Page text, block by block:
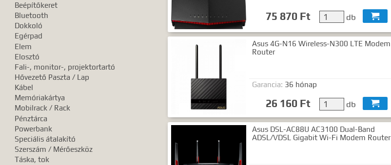
Beépítőkeret
Bluetooth
Dokkoló
Egérpad
Elem
Elosztó
Fali-, monitor-, projektortartó
Hővezető Paszta / Lap
Kábel
Memóriakártya
Mobilrack / Rack
Pénztárca
Powerbank
Speciális átalakító
Szerszám / Mérőeszköz
Táska, tok
75 870 Ft db 
Asus 4G-N16 Wireless-N300 LTE Modem
Router
Garancia: 36 hónap
26 160 Ft db 
Asus DSL-AC88U AC3100 Dual-Band
ADSL/VDSL Gigabit Wi-Fi Modem Router